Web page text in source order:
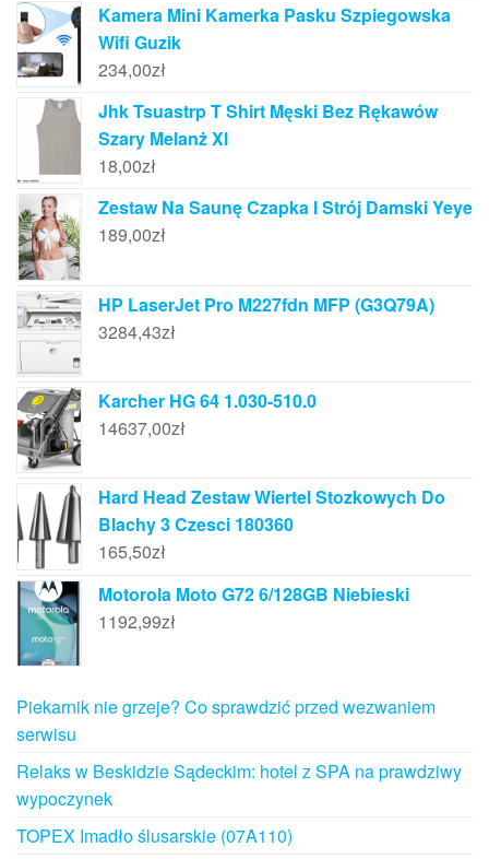
Kamera Mini Kamerka Pasku Szpiegowska
Wifi Guzik
234,00zł
Jhk Tsuastrp T Shirt Męski Bez Rękawów
Szary Melanż Xl
18,00zł
Zestaw Na Saunę Czapka I Strój Damski Yeye
189,00zł
HP LaserJet Pro M227fdn MFP (G3Q79A)
3284,43zł
Karcher HG 64 1.030-510.0
14637,00zł
Hard Head Zestaw Wiertel Stozkowych Do
Blachy 3 Czesci 180360
165,50zł
Motorola Moto G72 6/128GB Niebieski
1192,99zł
Piekarnik nie grzeje? Co sprawdzić przed wezwaniem
serwisu
Relaks w Beskidzie Sądeckim: hotel z SPA na prawdziwy
wypoczynek
TOPEX Imadło ślusarskie (07A110)